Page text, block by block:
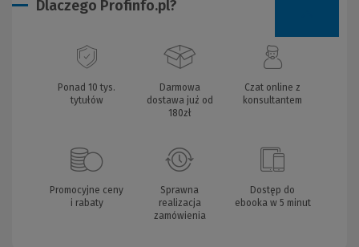
Dlaczego Profinfo.pl?
Ponad 10 tys.
tytułów
Darmowa
dostawa już od
180zł
Czat online z
konsultantem
Promocyjne ceny
i rabaty
Sprawna
realizacja
zamówienia
Dostęp do
ebooka w 5 minut